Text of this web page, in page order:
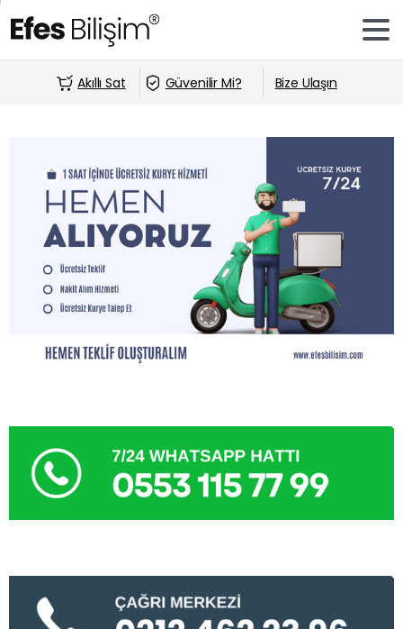
Akıllı Sat Güvenilir Mi? Bize Ulaşın